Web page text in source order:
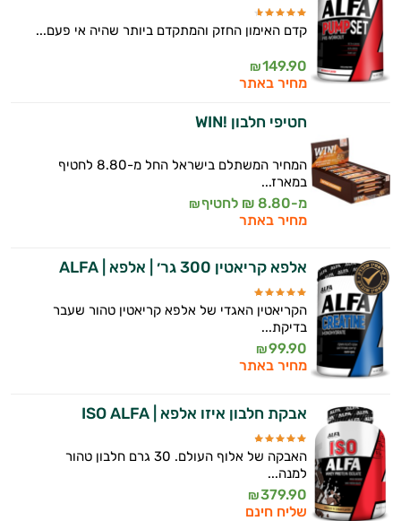
קדם האימון החזק והמתקדם ביותר שהיה אי פעם...
149.90
₪
מחיר באתר
חטיפי חלבון !WIN
המחיר המשתלם בישראל החל מ-8.80 לחטיף
במארז...
מ-8.80 ₪ לחטיף ₪
מחיר באתר
אלפא קריאטין 300 גר׳ | אלפא | ALFA
הקריאטין האגדי של אלפא קריאטין טהור שעבר
בדיקת...
99.90
₪
מחיר באתר
אבקת חלבון איזו אלפא | ISO ALFA
האבקה של אלוף העולם. 30 גרם חלבון טהור
למנה...
379.90
₪
שליח חינם